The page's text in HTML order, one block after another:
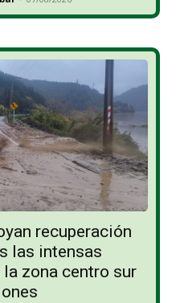
recuperación
las intensas
zona centro sur